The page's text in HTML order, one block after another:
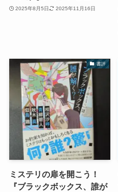
2025年8月5日 2025年11月16日
書評
ミステリの扉を開こう！
『ブラックボックス、誰が